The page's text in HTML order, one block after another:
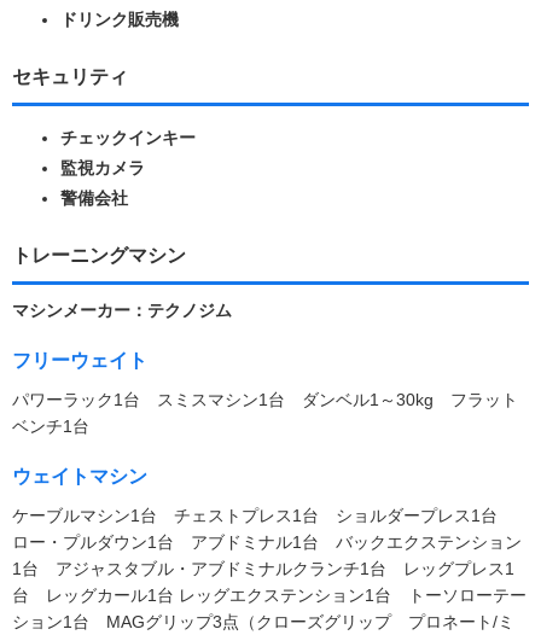
ドリンク販売機
セキュリティ
チェックインキー
監視カメラ
警備会社
トレーニングマシン
マシンメーカー：テクノジム
フリーウェイト
パワーラック1台 スミスマシン1台 ダンベル1～30kg フラット
ベンチ1台
ウェイトマシン
ケーブルマシン1台 チェストプレス1台 ショルダープレス1台
ロー・プルダウン1台 アブドミナル1台 バックエクステンション
1台 アジャスタブル・アブドミナルクランチ1台 レッグプレス1
台 レッグカール1台 レッグエクステンション1台 トーソローテー
ション1台 MAGグリップ3点（クローズグリップ プロネート/ミ